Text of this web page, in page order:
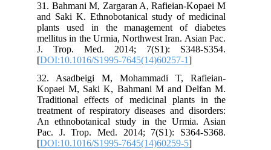
31. Bahmani M, Zargaran A, Rafieian-Kopaei M
and Saki K. Ethnobotanical study of medicinal
plants used in the management of diabetes
mellitus in the Urmia, Northwest Iran. Asian Pac.
J. Trop. Med. 2014; 7(S1): S348-S354.
[DOI:10.1016/S1995-7645(14)60257-1
32. Asadbeigi M, Mohammadi T, Rafieian-
Kopaei M, Saki K, Bahmani M and Delfan M.
Traditional effects of medicinal plants in the
treatment of respiratory diseases and disorders:
An ethnobotanical study in the Urmia. Asian
Pac. J. Trop. Med. 2014; 7(S1): S364-S368.
[DOI:10.1016/S1995-7645(14)60259-5